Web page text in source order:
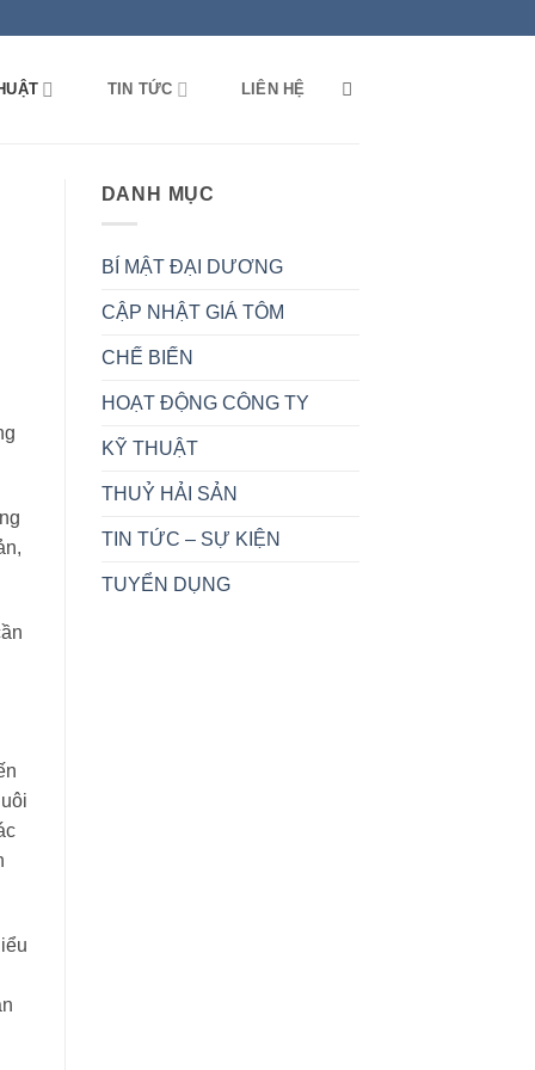
TIN TỨC LIÊN HỆ
DANH MỤC
BÍ MẬT ĐẠI DƯƠNG
CẬP NHẬT GIÁ TÔM
CHẾ BIẾN
HOẠT ĐỘNG CÔNG TY
KỸ THUẬT
THUỶ HẢI SẢN
TIN TỨC – SỰ KIỆN
TUYỂN DỤNG